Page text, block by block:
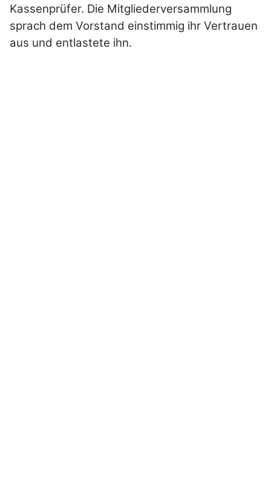
Kassenprüfer. Die Mitgliederversammlung
sprach dem Vorstand einstimmig ihr Vertrauen
aus und entlastete ihn.